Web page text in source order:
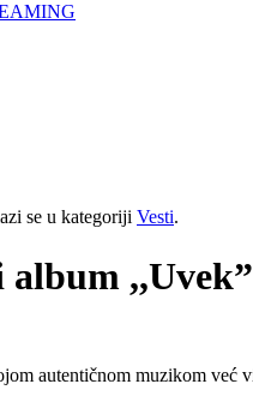
se u kategoriji Vesti.
autentičnom muzikom već